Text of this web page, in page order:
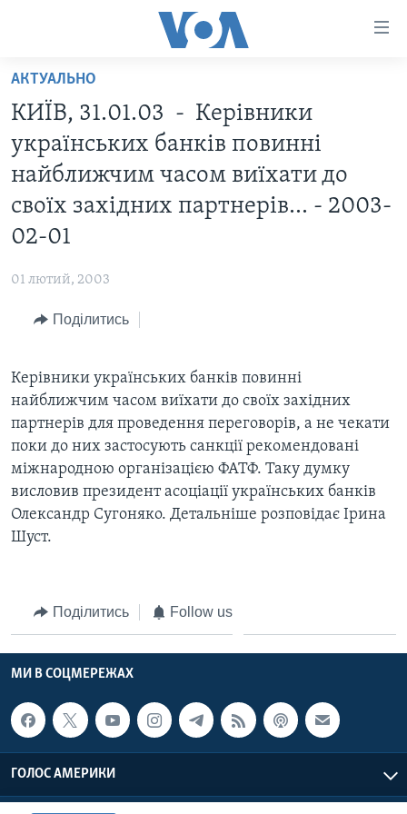
Перейти
матеріалу
Перейти
до
меню
сторінки
Перейти
Пошуку
ГОЛОВНА
АКТУАЛЬНО
СВІТ
США
УКРАЇНА
НАУКА
КУЛЬТУРА
СУСПІЛЬСТВО
ЕКОНОМІКА
ІСТОРІЇ УСПІХУ УКРАЇНЦІВ
АНАЛІТИКА
ПОЛІТИКА В США
АДМІНІСТРАЦІЯ ПРЕЗИДЕНТА ТРАМПА: ПЕРШІ 100
ДНІВ
УКРАЇНЦІ В АМЕРИЦІ
УКРАЇНА
БОРОТЬБА З ДЕЗІНФОРМАЦІЄЮ
ВІДЕО
ТЕЛЕПРОГРАМИ
ЧАС-TIME
БРИФІНГ ГОЛОСУ АМЕРИКИ
СТУДІЯ ВАШИНГТОН
ПРАЙМ-ТАЙМ
ПОГЛЯД З ВАШИНГТОНА
ENGLISH
Learning English
Мови
АКТУАЛЬНО
КИЇВ, 31.01.03 - Керівники
українських банків повинні
найближчим часом виїхати до
своїх західних партнерів... - 2003-
02-01
01 лютий, 2003
Поділитись
Керівники українських банків повинні
найближчим часом виїхати до своїх західних
партнерів для проведення переговорів, а не чекати
поки до них застосують санкції рекомендовані
міжнародною організацією ФАТФ. Таку думку
висловив президент асоціації українських банків
Олександр Сугоняко. Детальніше розповідає Ірина
Шуст.
Поділитись Follow us
МИ В СОЦМЕРЕЖАХ
ГОЛОС АМЕРИКИ